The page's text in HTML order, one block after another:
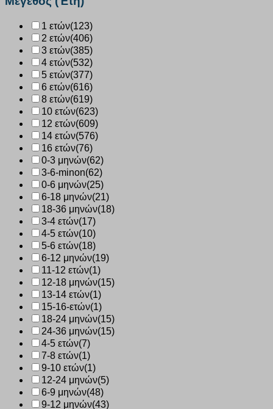
ποσότητα
1 ετών(123)
2 ετών(406)
3 ετών(385)
4 ετών(532)
5 ετών(377)
6 ετών(616)
8 ετών(619)
10 ετών(623)
12 ετών(609)
14 ετών(576)
16 ετών(76)
0-3 μηνών(62)
3-6-minon(62)
0-6 μηνών(25)
6-18 μηνών(21)
18-36 μηνών(18)
3-4 ετών(17)
4-5 ετών(10)
5-6 ετών(18)
6-12 μηνών(19)
11-12 ετών(1)
12-18 μηνών(15)
13-14 ετών(1)
15-16-ετών(1)
18-24 μηνών(15)
24-36 μηνών(15)
4-5 ετών(7)
7-8 ετών(1)
9-10 ετών(1)
12-24 μηνών(5)
6-9 μηνών(48)
9-12 μηνών(43)